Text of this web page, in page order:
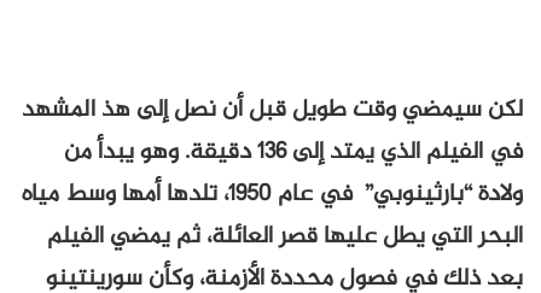
لكن سيمضي وقت طويل قبل أن نصل إلى هذ المشهد
في الفيلم الذي يمتد إلى 136 دقيقة. وهو يبدأ من
ولادة “بارثينوبي” في عام 1950، تلدها أمها وسط مياه
البحر التي يطل عليها قصر العائلة، ثم يمضي الفيلم
بعد ذلك في فصول محددة الأزمنة، وكأن سورينتينو